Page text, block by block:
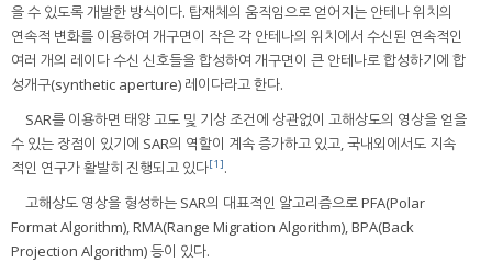
을 수 있도록 개발한 방식이다. 탑재체의 움직임으로 얻어지는 안테나 위치의
연속적 변화를 이용하여 개구면이 작은 각 안테나의 위치에서 수신된 연속적인
여러 개의 레이다 수신 신호들을 합성하여 개구면이 큰 안테나로 합성하기에 합
성개구(synthetic aperture) 레이다라고 한다.
SAR를 이용하면 태양 고도 및 기상 조건에 상관없이 고해상도의 영상을 얻을
수 있는 장점이 있기에 SAR의 역할이 계속 증가하고 있고, 국내외에서도 지속
적인 연구가 활발히 진행되고 있다[1].
고해상도 영상을 형성하는 SAR의 대표적인 알고리즘으로 PFA(Polar
Format Algorithm), RMA(Range Migration Algorithm), BPA(Back
Projection Algorithm) 등이 있다.